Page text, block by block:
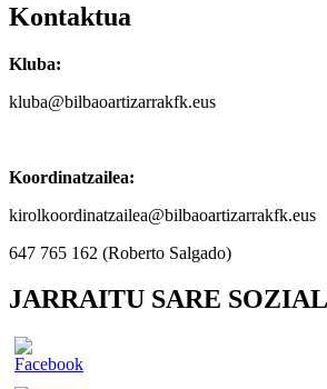
Kontaktua
Kluba:
kluba@bilbaoartizarrakfk.eus
Koordinatzailea:
kirolkoordinatzailea@bilbaoartizarrakfk.eus
647 765 162 (Roberto Salgado)
JARRAITU SARE